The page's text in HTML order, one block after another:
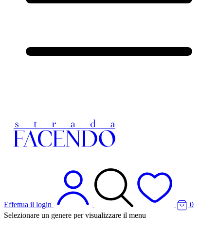
Effettua il login
0
Selezionare un genere per visualizzare il menu